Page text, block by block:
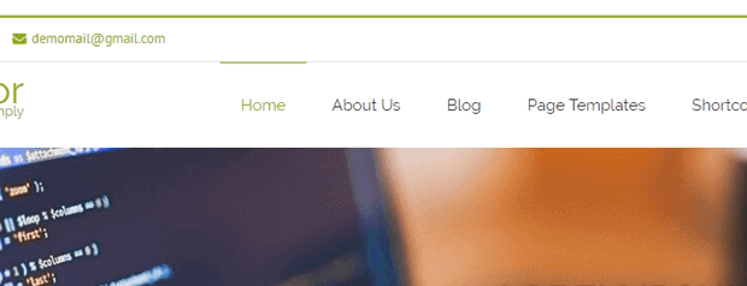
תצוגה מקדימההורדה
האתר של התבנית